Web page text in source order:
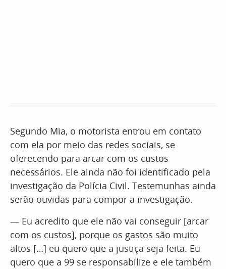
Segundo Mia, o motorista entrou em contato
com ela por meio das redes sociais, se
oferecendo para arcar com os custos
necessários. Ele ainda não foi identificado pela
investigação da Polícia Civil. Testemunhas ainda
serão ouvidas para compor a investigação.
— Eu acredito que ele não vai conseguir [arcar
com os custos], porque os gastos são muito
altos […] eu quero que a justiça seja feita. Eu
quero que a 99 se responsabilize e ele também